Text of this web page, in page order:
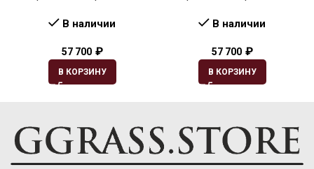
В наличии
57 700 ₽
В КОРЗИНУ
В наличии
57 700 ₽
В КОРЗИНУ